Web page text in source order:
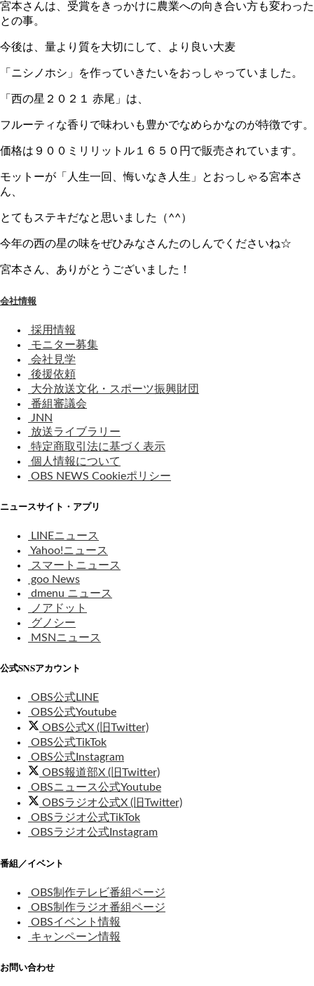
宮本さんは、受賞をきっかけに農業への向き合い方も変わった
との事。
今後は、量より質を大切にして、より良い大麦
「ニシノホシ」を作っていきたいをおっしゃっていました。
「西の星２０２１ 赤尾」は、
フルーティな香りで味わいも豊かでなめらかなのが特徴です。
価格は９００ミリリットル１６５０円で販売されています。
モットーが「人生一回、悔いなき人生」とおっしゃる宮本さ
ん、
とてもステキだなと思いました（^^）
今年の西の星の味をぜひみなさんたのしんでくださいね☆
宮本さん、ありがとうございました！
会社情報
採用情報
モニター募集
会社見学
後援依頼
大分放送文化・スポーツ振興財団
番組審議会
JNN
放送ライブラリー
特定商取引法に基づく表示
個人情報について
OBS NEWS Cookieポリシー
ニュースサイト・アプリ
LINEニュース
Yahoo!ニュース
スマートニュース
goo News
dmenu ニュース
ノアドット
グノシー
MSNニュース
公式SNSアカウント
OBS公式LINE
OBS公式Youtube
OBS公式X (旧Twitter)
OBS公式TikTok
OBS公式Instagram
OBS報道部X (旧Twitter)
OBSニュース公式Youtube
OBSラジオ公式X (旧Twitter)
OBSラジオ公式TikTok
OBSラジオ公式Instagram
番組／イベント
OBS制作テレビ番組ページ
OBS制作ラジオ番組ページ
OBSイベント情報
キャンペーン情報
お問い合わせ